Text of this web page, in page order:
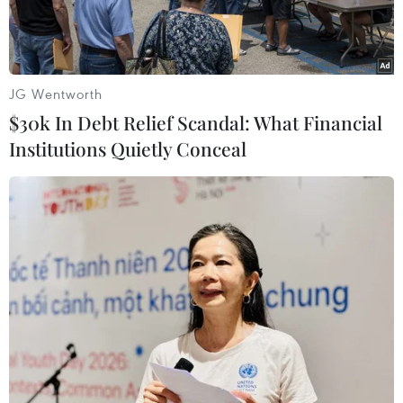
Người dân đi thuyền qua khu vực ngập lụt do mưa lớn tại Khu
tự trị dân tộc Choang Quảng Tây, Trung Quốc. (Ảnh:
THX/TTXVN)
Theo thống kê của nhà chức trách Trung Quốc,
lũ lụt hoành hành tại các vùng rộng lớn ở miền
Trung và miền Đông nước này đã làm hơn 140
người thiệt mạng hoặc mất tích.
JG Wentworth
$30k In Debt Relief Scandal: What Financial
Institutions Quietly Conceal